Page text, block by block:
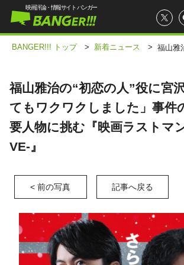
映画評価
映画評論・情報サイト バンガー
BANGER!!! トップ > 新着ニュース > 福山雅
福山雅治の“初恋の人”役に宮
てもワクワクしました」事件
要人物に挑む『映画ラストマ
VE-』
< 前の写真 記事へ戻る